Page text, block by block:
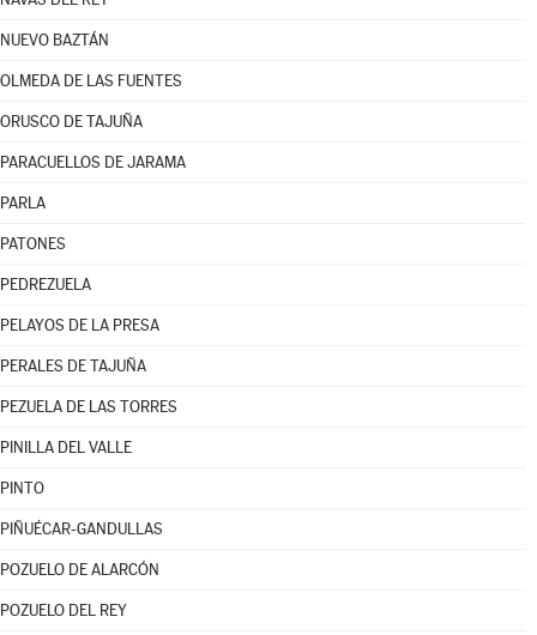
NUEVO BAZTÁN
OLMEDA DE LAS FUENTES
ORUSCO DE TAJUÑA
PARACUELLOS DE JARAMA
PARLA
PATONES
PEDREZUELA
PELAYOS DE LA PRESA
PERALES DE TAJUÑA
PEZUELA DE LAS TORRES
PINILLA DEL VALLE
PINTO
PIÑUÉCAR-GANDULLAS
POZUELO DE ALARCÓN
POZUELO DEL REY